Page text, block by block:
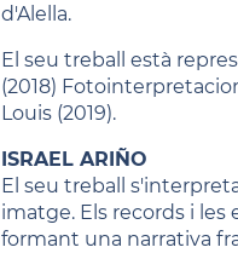
d'Alella.
El seu treball està
(2018)
Louis (2019).
ISRAEL ARIÑO
El seu treball
imatge. Els records i
formant una narrativa